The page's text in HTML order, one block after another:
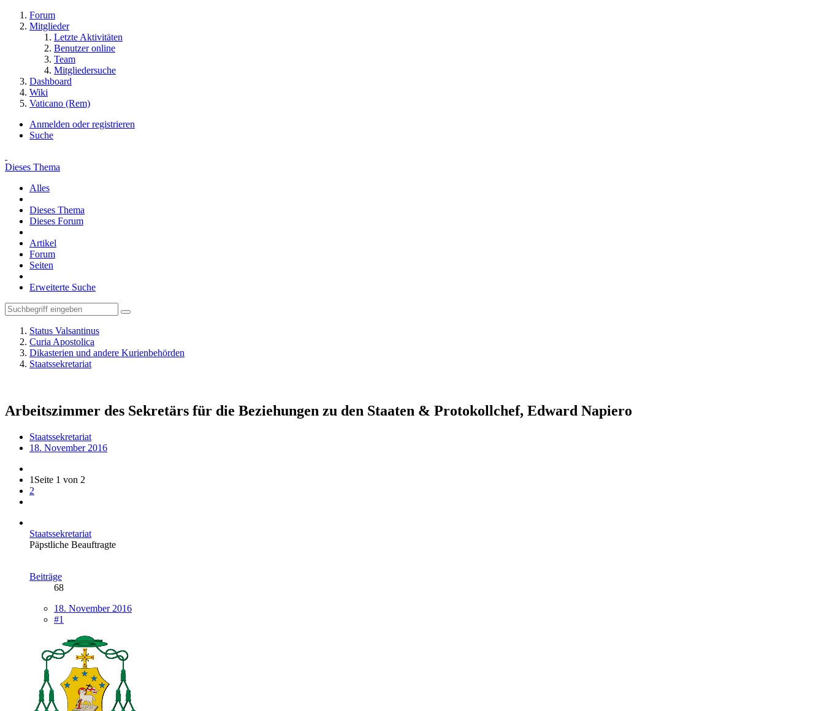
Forum
Mitglieder
Letzte Aktivitäten
Benutzer online
Team
Mitgliedersuche
Dashboard
Wiki
Vaticano (Rem)
Anmelden oder registrieren
Suche
Dieses Thema
Alles
Dieses Thema
Dieses Forum
Artikel
Forum
Seiten
Erweiterte Suche
Status Valsantinus
Curia Apostolica
Dikasterien und andere Kurienbehörden
Staatssekretariat
Arbeitszimmer des Sekretärs für die Beziehungen zu den Staaten & Protokollchef, Edward Napiero
Staatssekretariat
18. November 2016
1 Seite 1 von 2
2
Staatssekretariat
Päpstliche Beauftragte
Beiträge
68
18. November 2016
#1